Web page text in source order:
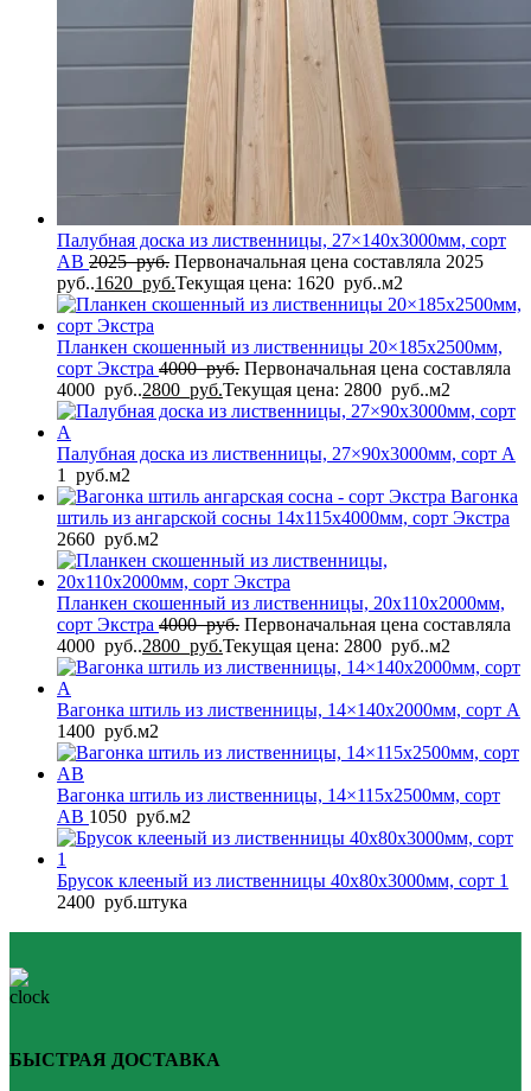
Палубная доска из лиственницы, 27×140x3000мм, сорт
AB 2025руб. Первоначальная цена составляла 2025
руб..1620 руб.Текущая цена: 1620 руб..м2
Планкен скошенный из лиственницы 20×185x2500мм,
сорт Экстра 4000руб. Первоначальная цена составляла
4000 руб..2800 руб.Текущая цена: 2800 руб..м2
Палубная доска из лиственницы, 27×90x3000мм, сорт A
1
руб.м2
Вагонка
штиль из ангарской сосны 14x115x4000мм, сорт Экстра
2660 руб.м2
Планкен скошенный из лиственницы, 20x110x2000мм,
сорт Экстра 4000руб. Первоначальная цена составляла
4000 руб..2800 руб.Текущая цена: 2800 руб..м2
Вагонка штиль из лиственницы, 14×140x2000мм, сорт A
1400 руб.м2
Вагонка штиль из лиственницы, 14×115x2500мм, сорт
AB 1050 руб.м2
Брусок клееный из лиственницы 40x80x3000мм, сорт 1
2400 руб.штука
БЫСТРАЯ ДОСТАВКА